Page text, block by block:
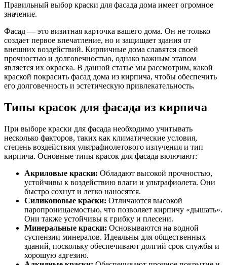
Правильный выбор краски для фасада дома имеет огромное
значение.
Фасад — это визитная карточка вашего дома. Он не только
создает первое впечатление, но и защищает здания от
внешних воздействий. Кирпичные дома славятся своей
прочностью и долговечностью, однако важным этапом
является их окраска. В данной статье мы рассмотрим, какой
краской покрасить фасад дома из кирпича, чтобы обеспечить
его долговечность и эстетическую привлекательность.
Типы красок для фасада из кирпича
При выборе краски для фасада необходимо учитывать
несколько факторов, таких как климатические условия,
степень воздействия ультрафиолетового излучения и тип
кирпича. Основные типы красок для фасада включают:
Акриловые краски: Обладают высокой прочностью,
устойчивы к воздействию влаги и ультрафиолета. Они
быстро сохнут и легко наносятся.
Силиконовые краски: Отличаются высокой
паропроницаемостью, что позволяет кирпичу «дышать».
Они также устойчивы к грибку и плесени.
Минеральные краски: Основываются на водной
суспензии минералов. Идеальны для общественных
зданий, поскольку обеспечивают долгий срок службы и
хорошую адгезию.